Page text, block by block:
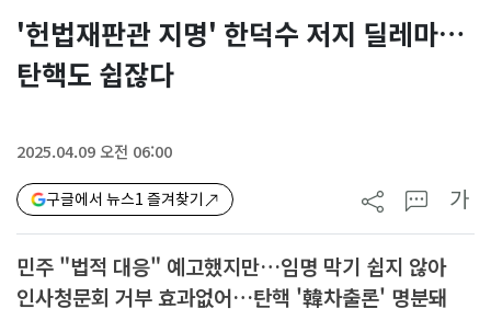
'헌법재판관 지명' 한덕수 저지 딜레마…
탄핵도 쉽잖다
2025.04.09 오전 06:00
구글에서 뉴스1 즐겨찾기 가
민주 "법적 대응" 예고했지만…임명 막기 쉽지 않아
인사청문회 거부 효과없어…탄핵 '韓차출론' 명분돼